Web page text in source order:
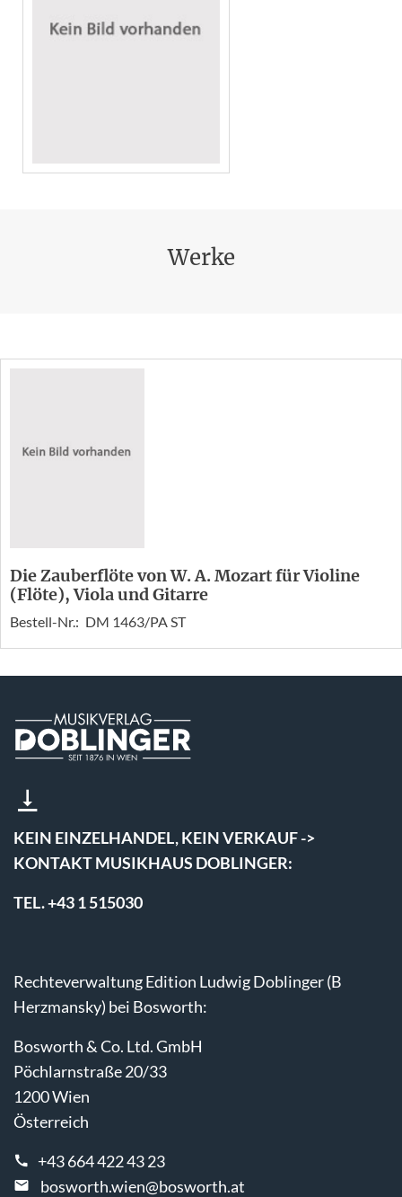
Werke
Die Zauberflöte von W. A. Mozart für Violine
(Flöte), Viola und Gitarre
Bestell-Nr.: DM 1463/PA ST
KEIN EINZELHANDEL, KEIN VERKAUF ->
KONTAKT MUSIKHAUS DOBLINGER:
TEL. +43 1 515030
Rechteverwaltung Edition Ludwig Doblinger (B
Herzmansky) bei Bosworth:
Bosworth & Co. Ltd. GmbH
Pöchlarnstraße 20/33
1200 Wien
Österreich
+43 664 422 43 23
bosworth.wien@bosworth.at